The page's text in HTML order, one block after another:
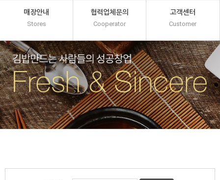
매장안내
Stores
협력업체문의
Cooperator
고객센터
Customer